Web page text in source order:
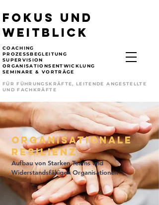
FOKUS UND
WEITBLICK
COACHING
PROZESSBEGLEITUNG
SUPERVISION
ORGANISATIONSENTWICKLUNG
SEMINARE & VORTRÄGE
FÜR FÜHRUNGSKRÄFTE, LEITENDE ANGESTELLTE
UND FACHKRÄFTE
Organisationale
Resilienz
Aufbau von Starken Teams und
Widerstandsfähigen Organisationen